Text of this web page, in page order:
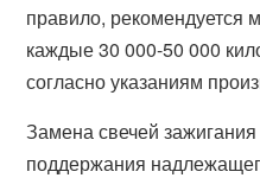
правило, рекомендуется
каждые 30 000-50 000
согласно указаниям
Замена свечей
поддержания